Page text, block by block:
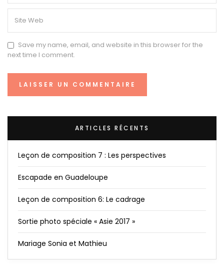
Save my name, email, and website in this browser for the
next time I comment.
ARTICLES RÉCENTS
Leçon de composition 7 : Les perspectives
Escapade en Guadeloupe
Leçon de composition 6: Le cadrage
Sortie photo spéciale « Asie 2017 »
Mariage Sonia et Mathieu